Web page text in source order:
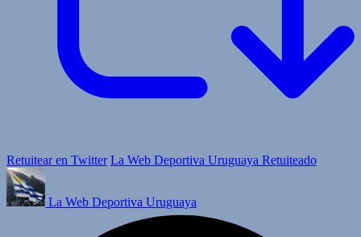
Retuitear en Twitter La Web Deportiva Uruguaya Retuiteado
La Web Deportiva Uruguaya